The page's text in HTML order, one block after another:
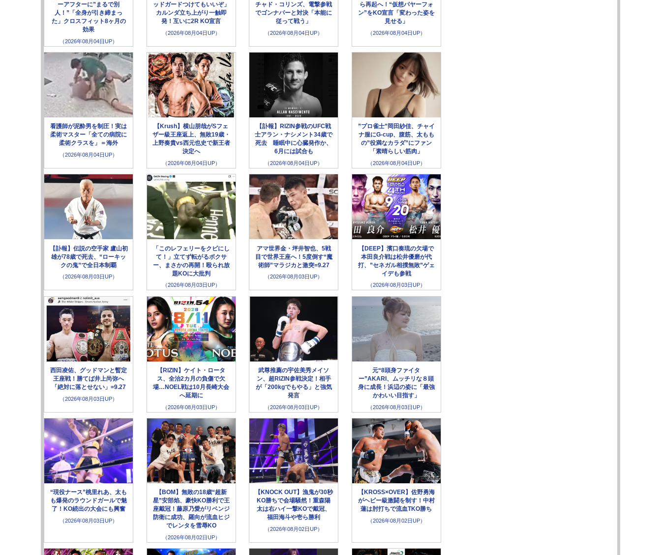
ーアフターに”まるで別
人！”「全身が引き締まっ
た」クロスフィット8ヶ月の
効果
（2026年08月04日UP）
ッドガードつけてもいいぞ」
カルンダ立ち上がり一触即
発！互いに2R KO宣言
（2026年08月04日UP）
チャド・コリンズ、電撃参戦
でゴンナパーと対決「本能に
従って戦う」
（2026年08月04日UP）
ら再起へ！“仮想パヤーフォ
ン”をKO宣言「変わった姿を
見せる」
（2026年08月04日UP）
看護師が泥酔男を制圧！実は
柔術マスター「全ての病院に
柔術クラスを」＝海外
（2026年08月04日UP）
【Krush】横山朋哉がSフェ
ザー級王座返上、無敗19歳・
上野奏貴vs西元也史で新王者
決定へ
（2026年08月04日UP）
【訃報】RIZIN参戦のUFC戦
士アラン・ナシメント34歳で
死去 睡眠中に心臓発作か、
6月には試合も
（2026年08月04日UP）
”プロ雀士”岡田紗佳、チャイ
ナ服にG-cup、腹筋、太もも
の”役満なカラダ”にファン
「素晴らしい筋肉」
（2026年08月04日UP）
【訃報】伝説の空手家 盧山初
雄が78歳で死去、“ローキッ
クの鬼”で全日本制覇
（2026年08月03日UP）
「このレフェリーをクビにし
て！」立てず転がるボクサ
ー、まさかの再開！殴られ放
題KOに大批判
（2026年08月03日UP）
アマ世界金・坪井智也、5戦
目で世界王座へ！5度倒す“魔
術師”マラジカと激突=9.27
（2026年08月03日UP）
【DEEP】濱口奏琉の欠場で
本田良介戦は松井優磨が代
打、”セネガル相撲無敗”ゲェ
イデも参戦
（2026年08月03日UP）
西田凌佑、グッドマンと暫定
王座戦！勝てば井上尚弥へ
「絶対に落とせない」=9.27
（2026年08月03日UP）
【RIZIN】ケイト・ロータ
ス、全治2カ月の負傷で欠
場…NOEL戦は10月長崎大会
へ延期に
（2026年08月03日UP）
武尊推薦の宇佐美秀メイソ
ン、超RIZIN参戦決定！相手
が「200kgでもやる」と強気
発言
（2026年08月03日UP）
元“8頭身ファイタ
ー”AKARI、ムッチリな８頭
身に成長！浜辺の姿に「最強
かわいい目指す」
（2026年08月03日UP）
“現役ナース”桃里れあ、太も
も爆発のラウンドガールで魅
了！KO続出の大会にも興奮
（2026年08月03日UP）
【BOM】無敗の18歳“超新
星”安部焰、豪快KO勝利で王
座戴冠！藤原乃愛がリベンジ
防衛に成功、羅向が流血ヒジ
でレンタを雪辱KO
（2026年08月02日UP）
【KNOCK OUT】漁鬼が30秒
KO勝ちで会場騒然！重森陽
太は右ハイ一撃KOで戴冠、
福田海斗や壱ら勝利
（2026年08月02日UP）
【KROSS×OVER】佐野勇海
がヘビー級激闘を制す！中村
蓮は肘打ちで流血TKO勝ち
（2026年08月02日UP）